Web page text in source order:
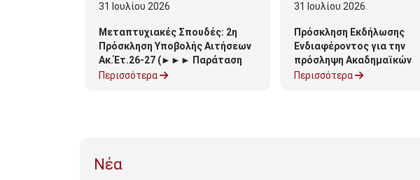
31 Ιουλίου 2026
Μεταπτυχιακές Σπουδές: 2η
Πρόσκληση Υποβολής Αιτήσεων
Ακ.Έτ.26-27 (►►► Παράταση
αιτήσεων έως 31/8/26 για
Περισσότερα
31 Ιουλίου 2026
Πρόσκληση Εκδήλωσης
Ενδιαφέροντος για την
πρόσληψη Ακαδημαϊκών
Υποτρόφων για το ακ.έτος
Περισσότερα
Νέα